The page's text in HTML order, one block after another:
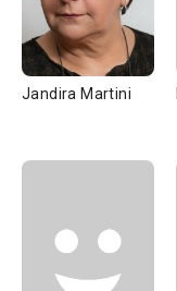
Jandira Martini